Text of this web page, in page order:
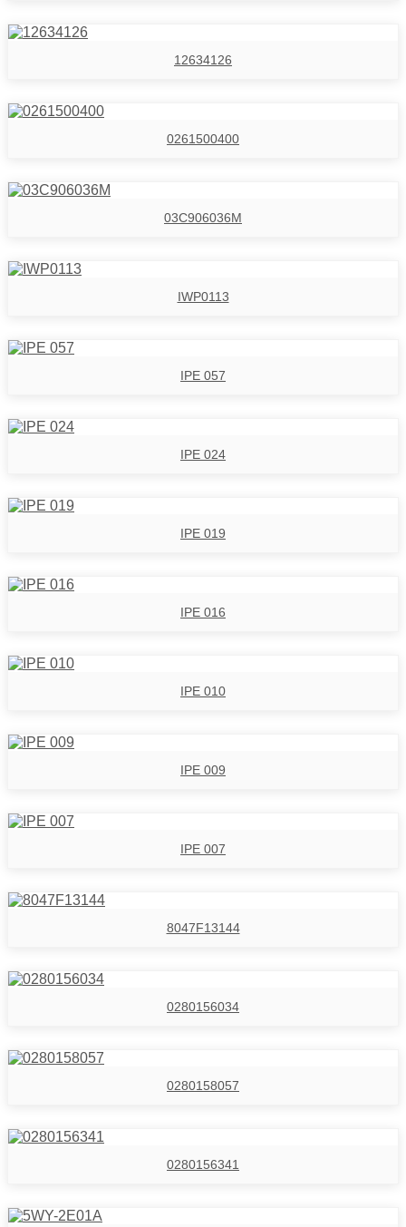
12634126
0261500400
03C906036M
IWP0113
IPE 057
IPE 024
IPE 019
IPE 016
IPE 010
IPE 009
IPE 007
8047F13144
0280156034
0280158057
0280156341